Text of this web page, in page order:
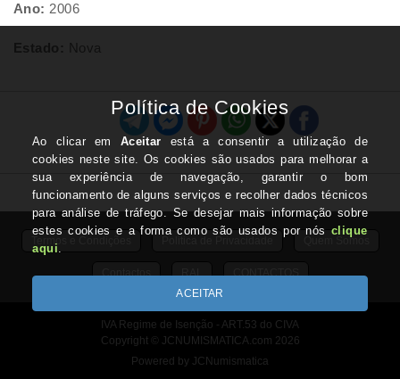
Ano: 2006
Estado: Nova
Termos e Condições Quem Somos
Contactos RAL CONTACTOS
IVA Regime de Isenção - ART.53 do CIVA
Copyright © JCNUMISMATICA.com 2026
Powered by JCNumismatica